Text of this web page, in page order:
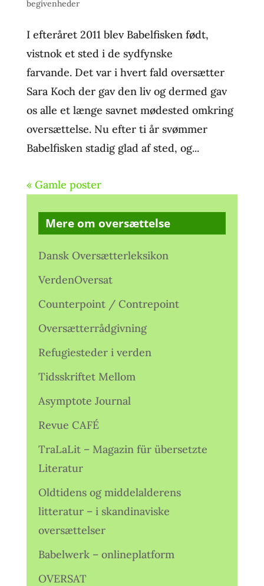
begivenheder
I efteråret 2011 blev Babelfisken født,
vistnok et sted i de sydfynske
farvande. Det var i hvert fald oversætter
Sara Koch der gav den liv og dermed gav
os alle et længe savnet mødested omkring
oversættelse. Nu efter ti år svømmer
Babelfisken stadig glad af sted, og...
« Gamle poster
Mere om oversættelse
Dansk Oversætterleksikon
VerdenOversat
Counterpoint / Contrepoint
Oversætterrådgivning
Refugiesteder i verden
Tidsskriftet Mellom
Asymptote Journal
Revue CAFÉ
TraLaLit – Magazin für übersetzte
Literatur
Oldtidens og middelalderens
litteratur – i skandinaviske
oversættelser
Babelwerk – onlineplatform
OVERSAT